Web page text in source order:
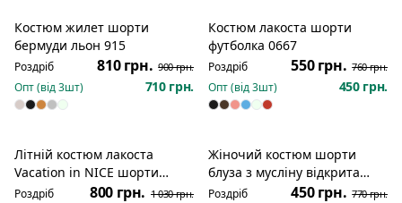
Розпродаж
Костюм жилет шорти
бермуди льон 915
Роздріб 810 грн. 900 грн.
Опт (від3шт) 710 грн.
Розпродаж
Костюм лакоста шорти
футболка 0667
Роздріб 550 грн. 760 грн.
Опт (від3шт) 450 грн.
Літній костюм лакоста
Vacation in NICE шорти
футболка 011
Роздріб 800 грн. 1 030 грн.
Розпродаж
Жіночий костюм шорти
блуза з мусліну відкрита
спинка 263
Роздріб 450 грн. 770 грн.